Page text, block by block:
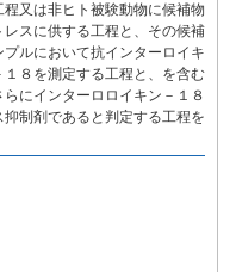
又は非ヒト被験動物に候補物
スに供する工程と、その候補
ルにおいて抗インターロイキ
８を測定する工程と、を含む
にインターロロイキン－１８
制剤であると判定する工程を